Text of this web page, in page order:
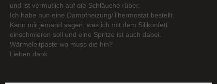
und ist vermutlich auf die Schläuche rüber.
Ich habe nun eine Dampfheizung/Thermostat bestellt.
Kann mir jemand sagen, was ich mit dem Silikonfett
einschmieren soll und eine Spritze ist auch dabei.
Wärmeleitpaste wo muss die hin?
Lieben dank